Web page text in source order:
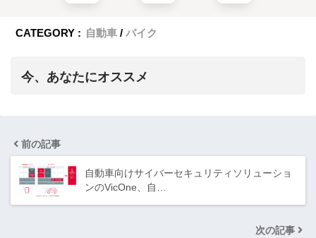
CATEGORY : 自動車 バイク
今、あなたにオススメ
前の記事
自動車向けサイバーセキュリティソリューショ
ンのVicOne、自…
次の記事